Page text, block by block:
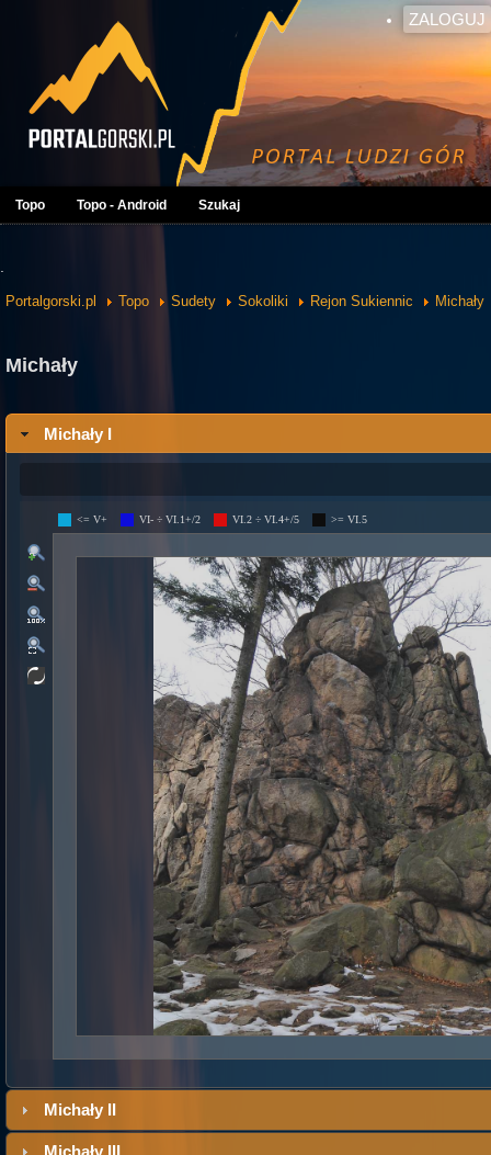
ZALOGUJ
Topo Topo - Android Szukaj
Portalgorski.pl Topo Sudety Sokoliki Rejon Sukiennic Michały
Michały
Michały I
<= V+ VI- ÷ VI.1+/2 VI.2 ÷ VI.4+/5 >= VI.5
Michały II